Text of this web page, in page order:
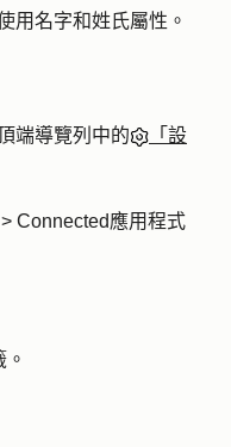
用名字和姓氏屬性。
端導覽列中的
「設
> Connected應用程式
。